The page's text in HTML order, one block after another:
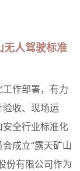
无人驾驶标准
作部署，有力
收、现场运
全行业标准化
成立“露天矿山
份有限公司作为